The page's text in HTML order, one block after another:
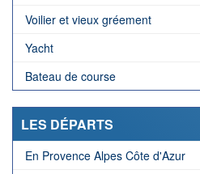
Voilier et vieux gréement
Yacht
Bateau de course
LES DÉPARTS
En Provence Alpes Côte d'Azur